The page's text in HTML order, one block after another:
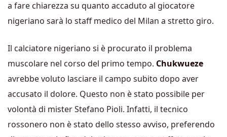
a fare chiarezza su quanto accaduto al giocatore
nigeriano sarà lo staff medico del Milan a stretto giro.
Il calciatore nigeriano si è procurato il problema
muscolare nel corso del primo tempo. Chukwueze
avrebbe voluto lasciare il campo subito dopo aver
accusato il dolore. Questo non è stato possibile per
volontà di mister Stefano Pioli. Infatti, il tecnico
rossonero non è stato dello stesso avviso, preferendo